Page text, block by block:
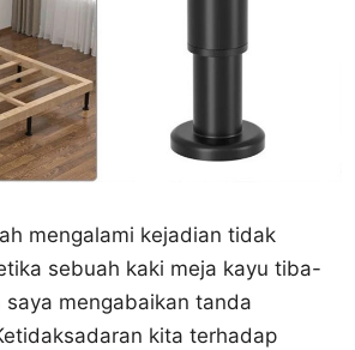
mengalami kejadian tidak
sebuah kaki meja kayu tiba-
mengabaikan tanda
kita terhadap